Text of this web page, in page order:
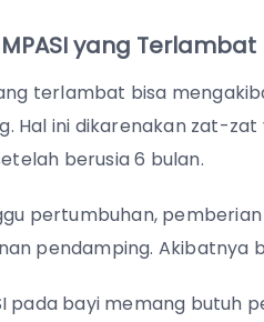
yang Terlambat
terlambat bisa
Hal ini dikarenakan zat-
berusia 6 bulan.
pertumbuhan,
pendamping. Akibatnya
pada bayi memang butuh